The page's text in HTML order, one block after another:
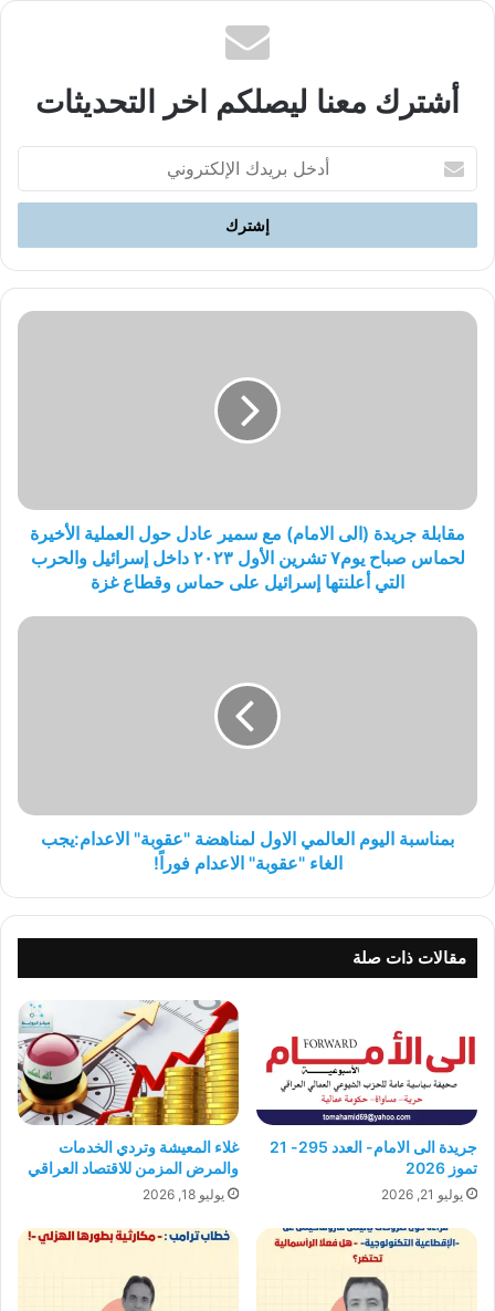
أشترك معنا ليصلكم اخر التحديثات
بريدك
الإلكتروني
مقابلة
العملية
الأخيرة
لحماس
تشرين
إسرائيل
غزة
مقابلة جريدة (الى الامام) مع سمير عادل حول العملية الأخيرة
لحماس صباح يوم٧ تشرين الأول ٢٠٢٣ داخل إسرائيل والحرب
التي أعلنتها إسرائيل على حماس وقطاع غزة
بمناسبة
"عقوبة"
الاعدامبمناسبة اليوم العالمي الاول لمناهضة "عقوبة" الاعدام:يجب
الغاء "عقوبة" الاعدام فوراً!
مقالات ذات صلة
جريدة الى الامام- العدد 295- 21
تموز 2026
يوليو 21, 2026
غلاء المعيشة وتردي الخدمات
والمرض المزمن للاقتصاد العراقي
يوليو 18, 2026